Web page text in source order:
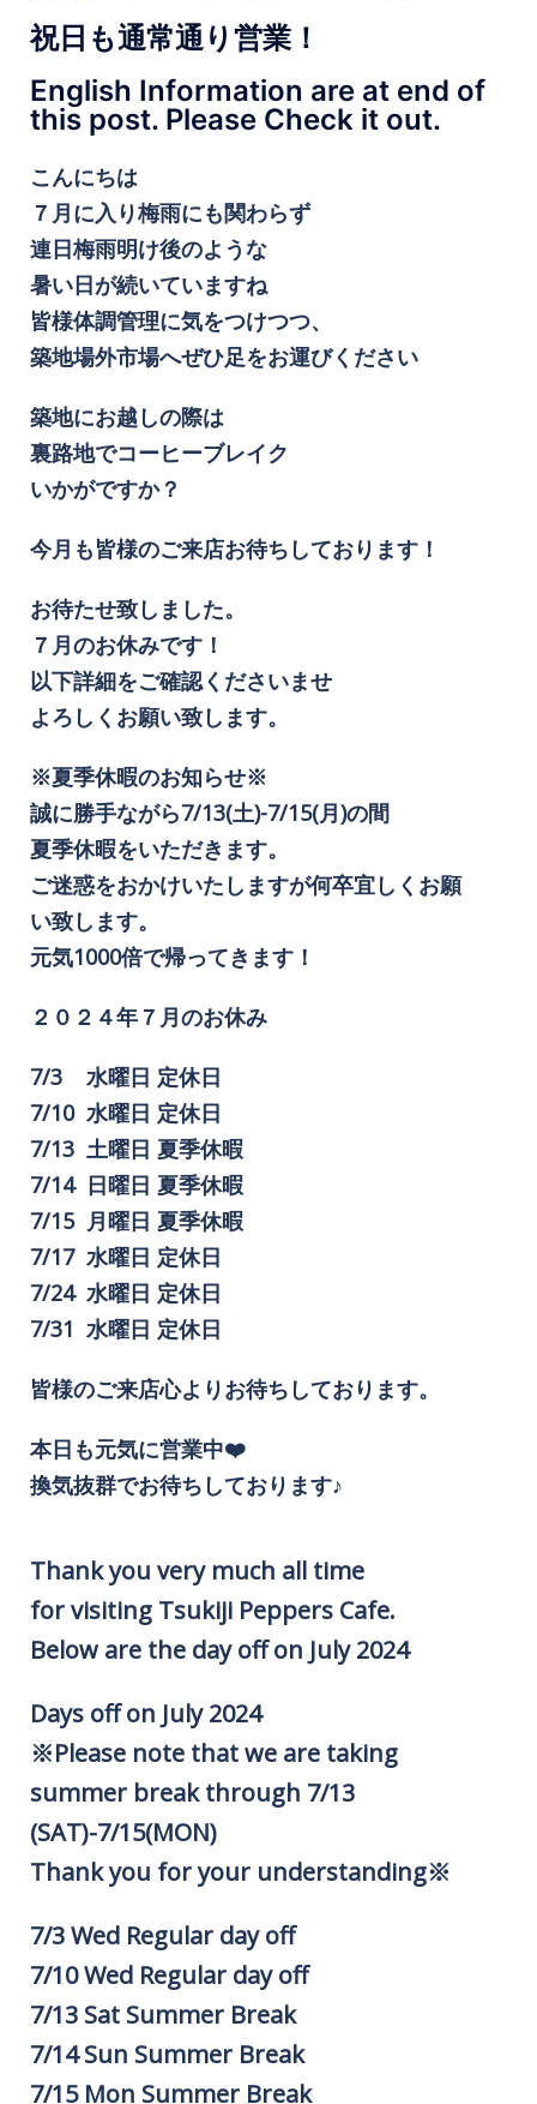
祝日も通常通り営業！
English Information are at end of
this post. Please Check it out.
こんにちは
７月に入り梅雨にも関わらず
連日梅雨明け後のような
暑い日が続いていますね
皆様体調管理に気をつけつつ、
築地場外市場へぜひ足をお運びください
築地にお越しの際は
裏路地でコーヒーブレイク
いかがですか？
今月も皆様のご来店お待ちしております！
お待たせ致しました。
７月のお休みです！
以下詳細をご確認くださいませ
よろしくお願い致します。
※夏季休暇のお知らせ※
誠に勝手ながら7/13(土)-7/15(月)の間
夏季休暇をいただきます。
ご迷惑をおかけいたしますが何卒宜しくお願
い致します。
元気1000倍で帰ってきます！
２０２４年７月のお休み
7/3 水曜日 定休日
7/10 水曜日 定休日
7/13 土曜日 夏季休暇
7/14 日曜日 夏季休暇
7/15 月曜日 夏季休暇
7/17 水曜日 定休日
7/24 水曜日 定休日
7/31 水曜日 定休日
皆様のご来店心よりお待ちしております。
本日も元気に営業中❤️
換気抜群でお待ちしております♪
Thank you very much all time
for visiting Tsukiji Peppers Cafe.
Below are the day off on July 2024
Days off on July 2024
※Please note that we are taking
summer break through 7/13
(SAT)-7/15(MON)
Thank you for your understanding※
7/3 Wed Regular day off
7/10 Wed Regular day off
7/13 Sat Summer Break
7/14 Sun Summer Break
7/15 Mon Summer Break